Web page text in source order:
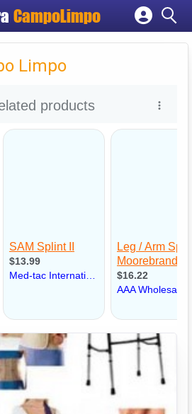
CampoLimpo
Cadastrar empresa
Criar conta
Limpo